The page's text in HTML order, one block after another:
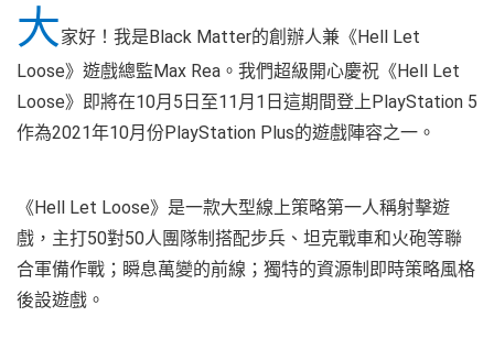
大家好！我是Black Matter的創辦人兼《Hell Let
Loose》遊戲總監Max Rea。我們超級開心慶祝《Hell Let
Loose》即將在10月5日至11月1日這期間登上PlayStation 5
作為2021年10月份PlayStation Plus的遊戲陣容之一。
《Hell Let Loose》是一款大型線上策略第一人稱射擊遊
戲，主打50對50人團隊制搭配步兵、坦克戰車和火砲等聯
合軍備作戰；瞬息萬變的前線；獨特的資源制即時策略風格
後設遊戲。